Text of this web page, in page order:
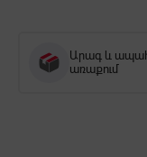
Արագ և
առաքում